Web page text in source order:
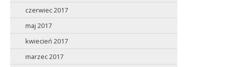
czerwiec 2017
maj 2017
kwiecień 2017
marzec 2017